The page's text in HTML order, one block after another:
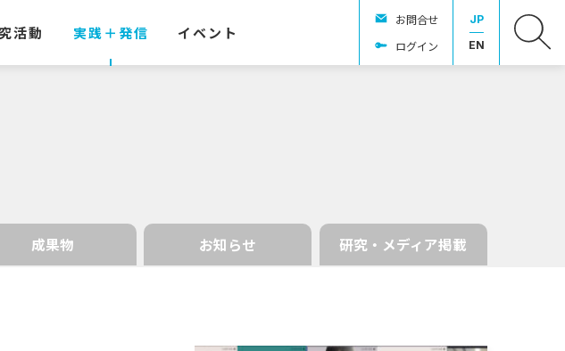
活動 実践＋発信 イベント
お問合せ
ログイン
JP
EN
成果物 お知らせ 研究・メディア掲載